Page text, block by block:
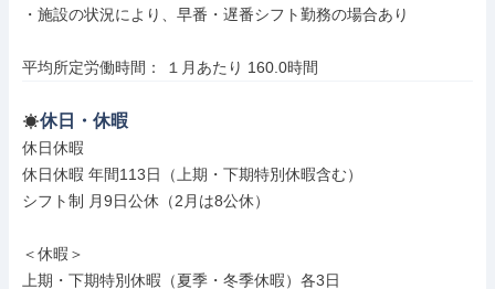
・施設の状況により、早番・遅番シフト勤務の場合あり
平均所定労働時間： １月あたり 160.0時間
休日・休暇
休日休暇
休日休暇 年間113日（上期・下期特別休暇含む）
シフト制 月9日公休（2月は8公休）
＜休暇＞
上期・下期特別休暇（夏季・冬季休暇）各3日